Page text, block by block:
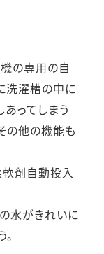
の専用の自
洗濯槽の中に
あってしまう
の他の機能も
剤自動投入
水がきれいに